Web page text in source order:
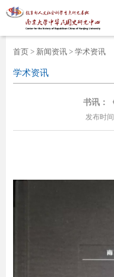
首页
走进基地
首页 > 新闻资讯 > 学术资讯
学术资讯
书讯：
发布时间